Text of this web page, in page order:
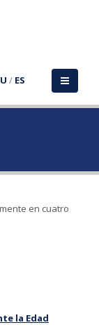
/ ES
en cuatro
la Edad